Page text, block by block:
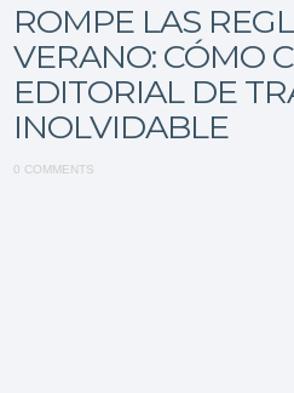
ROMPE LAS
VERANO: CÓMO
EDITORIAL DE
INOLVIDABLE
0 COMMENTS